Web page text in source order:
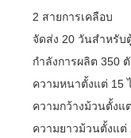
2 สายการเคลือบ
จัดส่ง 20 วันสำหรับ
กำลังการผลิต 350
ความหนาตั้งแต่ 15
ความกว้างม้วนตั้งแ
ความยาวม้วนตั้งแต่